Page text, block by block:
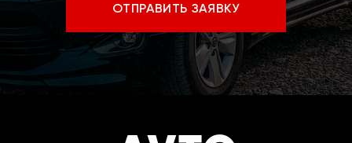
ОТПРАВИТЬ ЗАЯВКУ